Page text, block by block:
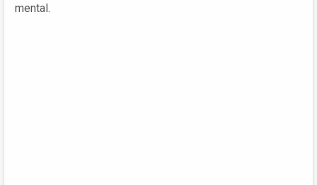
mental.